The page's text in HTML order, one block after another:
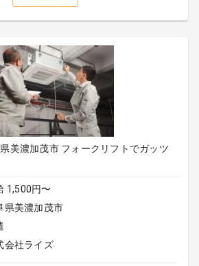
美濃加茂市 フォークリフトでガッツ
1,500円〜
県美濃加茂市
会社ライズ